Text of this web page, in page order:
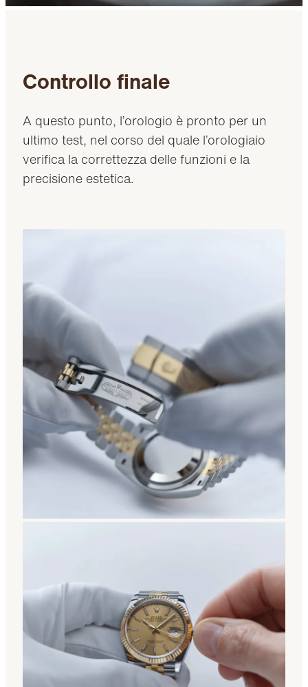
Controllo finale
A questo punto, l’orologio è pronto per un
ultimo test, nel corso del quale l’orologiaio
verifica la correttezza delle funzioni e la
precisione estetica.